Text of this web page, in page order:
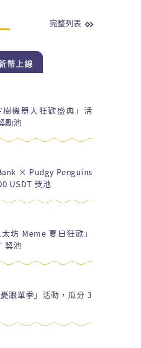
完整列表
幣上線
機器人狂歡盛典」活
勵池
× Pudgy Penguins
USDT 獎池
坊 Meme 夏日狂歡」
獎池
跟單季」活動，瓜分 3